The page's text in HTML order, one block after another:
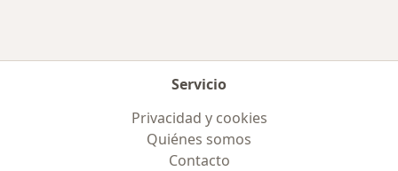
Servicio
Privacidad y cookies
Quiénes somos
Contacto